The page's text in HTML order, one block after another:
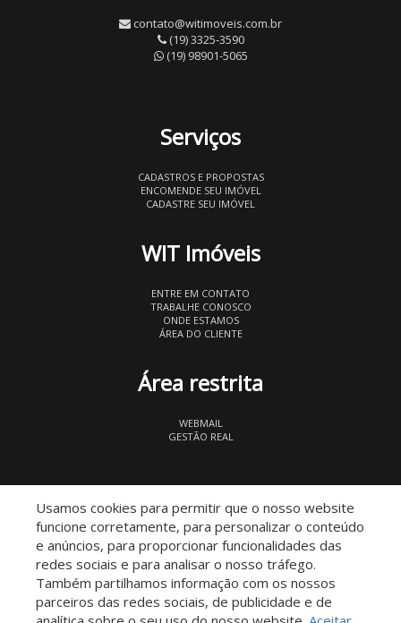
contato@witimoveis.com.br
(19) 3325-3590
(19) 98901-5065
Serviços
CADASTROS E PROPOSTAS
ENCOMENDE SEU IMÓVEL
CADASTRE SEU IMÓVEL
WIT Imóveis
ENTRE EM CONTATO
TRABALHE CONOSCO
ONDE ESTAMOS
ÁREA DO CLIENTE
Área restrita
WEBMAIL
GESTÃO REAL
Descomplicado por:
Usamos cookies para permitir que o nosso website
funcione corretamente, para personalizar o conteúdo
e anúncios, para proporcionar funcionalidades das
redes sociais e para analisar o nosso tráfego.
Também partilhamos informação com os nossos
parceiros das redes sociais, de publicidade e de